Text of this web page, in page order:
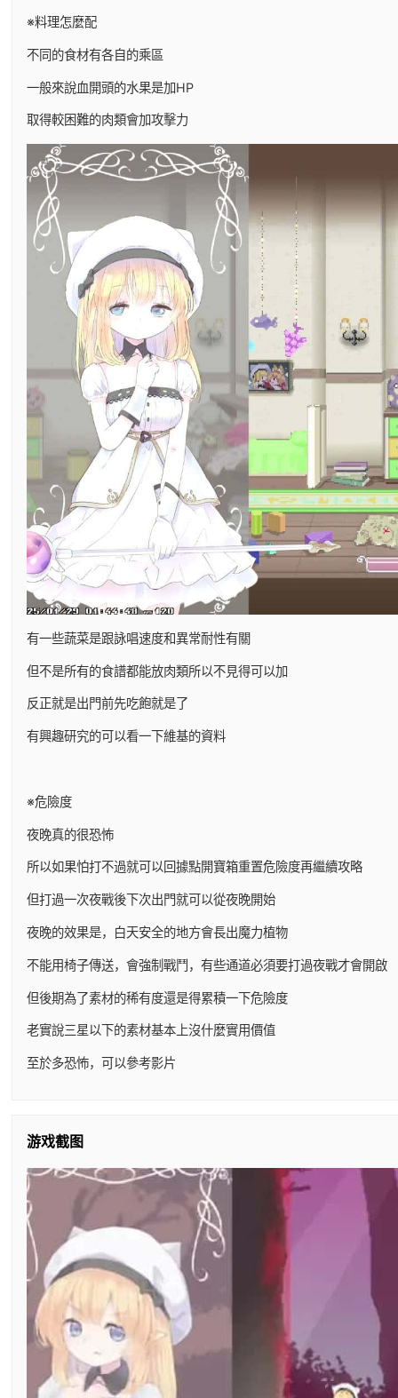
※料理怎麼配
不同的食材有各自的乘區
一般來說血開頭的水果是加HP
取得較困難的肉類會加攻擊力
有一些蔬菜是跟詠唱速度和異常耐性有關
但不是所有的食譜都能放肉類所以不見得可以加
反正就是出門前先吃飽就是了
有興趣研究的可以看一下維基的資料
※危險度
夜晚真的很恐怖
所以如果怕打不過就可以回據點開寶箱重置危險度再繼續攻略
但打過一次夜戰後下次出門就可以從夜晚開始
夜晚的效果是，白天安全的地方會長出魔力植物
不能用椅子傳送，會強制戰鬥，有些通道必須要打過夜戰才會開啟
但後期為了素材的稀有度還是得累積一下危險度
老實說三星以下的素材基本上沒什麼實用價值
至於多恐怖，可以參考影片
游戏截图